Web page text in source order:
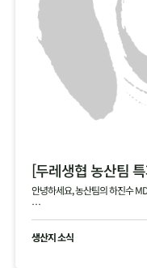
안녕하세요, 농산팀의 하진수
오늘은 제가 김장 시즌의 숨은
으로서 감동과 진심을 담아 소식
생산지 소식